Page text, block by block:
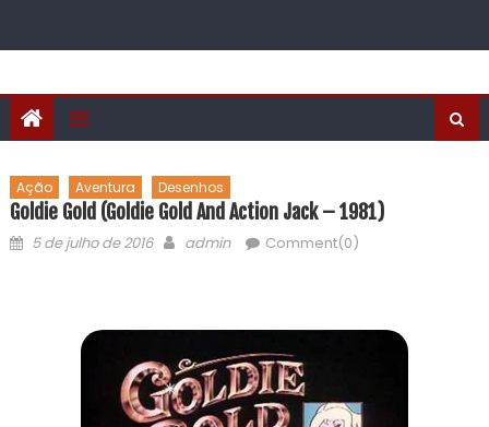
Ação Aventura Desenhos
Goldie Gold (Goldie Gold And Action Jack – 1981)
5 de julho de 2016 admin Comment(0)